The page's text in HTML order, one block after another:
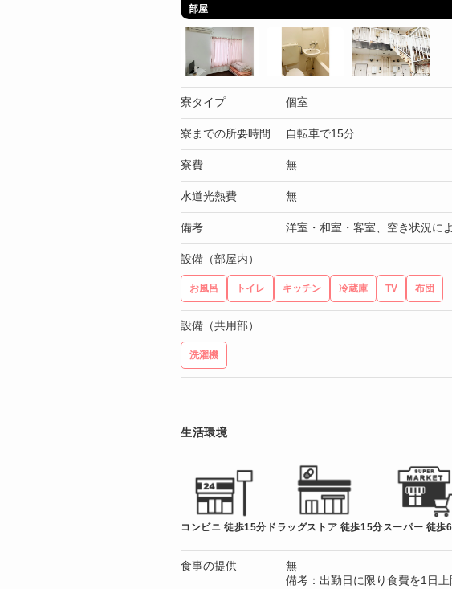
部屋
寮タイプ 個室
寮までの所要時間 自転車で15分
寮費 無
水道光熱費 無
備考 洋室・和室・客室、空き状況に
設備（部屋内）
お風呂 トイレ キッチン 冷蔵庫 TV 布団
設備（共用部）
洗濯機
生活環境
コンビニ 徒歩15分 ドラッグストア 徒歩15分スーパー 徒歩
食事の提供
無
備考：出勤日に限り食費を1日